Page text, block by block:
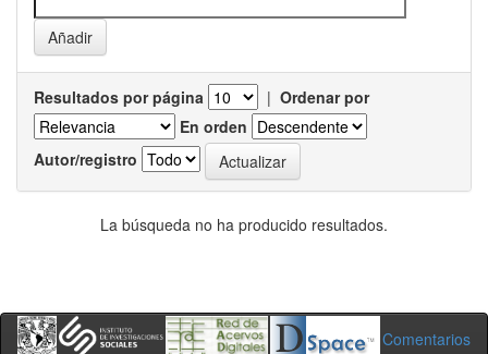
Resultados por página | Ordenar por
En orden
Autor/registro
La búsqueda no ha producido resultados.
Comentarios